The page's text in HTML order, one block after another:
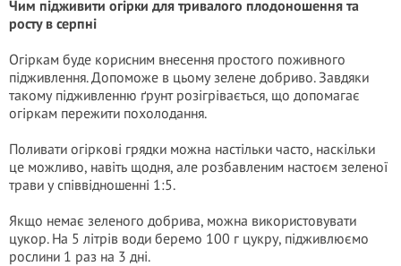
Чим підживити огірки для тривалого плодоношення та
росту в серпні
Огіркам буде корисним внесення простого поживного
підживлення. Допоможе в цьому зелене добриво. Завдяки
такому підживленню ґрунт розігрівається, що допомагає
огіркам пережити похолодання.
Поливати огіркові грядки можна настільки часто, наскільки
це можливо, навіть щодня, але розбавленим настоєм зеленої
трави у співвідношенні 1:5.
Якщо немає зеленого добрива, можна використовувати
цукор. На 5 літрів води беремо 100 г цукру, підживлюємо
рослини 1 раз на 3 дні.